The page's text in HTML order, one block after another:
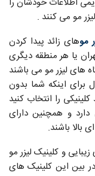
مو می کنند .
موهای زائد پیدا کردن
یا هر منطقه دیگری
های لیزر مو می باشند
برای اینکه شما بدون
کلینیکی را انتخاب کنید
دارد و همچنین دارای
بالا باشند.
و کلینیک لیزر مو
بین این کلینیک های